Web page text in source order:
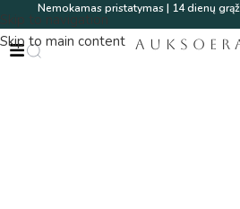
Skip to navigation
Skip to main content
Nemokamas pristatymas | 14 dienų